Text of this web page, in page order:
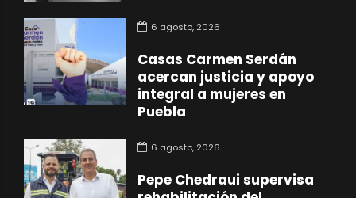
6 agosto, 2026
Casas Carmen Serdán
acercan justicia y apoyo
integral a mujeres en
Puebla
6 agosto, 2026
Pepe Chedraui supervisa